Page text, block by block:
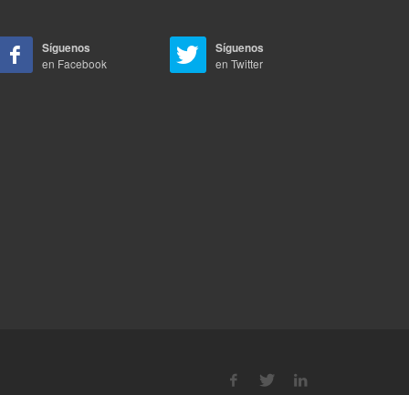
Síguenos
en Facebook
Síguenos
en Twitter